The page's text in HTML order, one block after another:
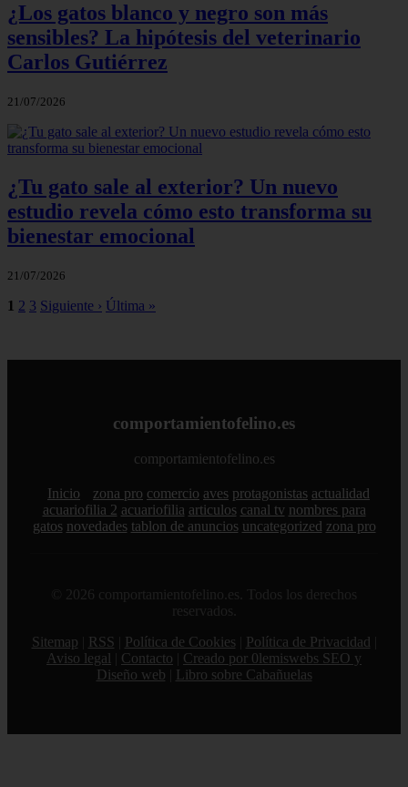
¿Los gatos blanco y negro son más
sensibles? La hipótesis del veterinario
Carlos Gutiérrez
21/07/2026
¿Tu gato sale al exterior? Un nuevo
estudio revela cómo esto transforma su
bienestar emocional
21/07/2026
1 2 3 Siguiente › Última »
comportamientofelino.es
comportamientofelino.es
Inicio zona pro comercio aves protagonistas actualidad
acuariofilia 2 acuariofilia articulos canal tv nombres para
gatos novedades tablon de anuncios uncategorized zona pro
© 2026 comportamientofelino.es. Todos los derechos
reservados.
Sitemap
RSS Política de Cookies Política de Privacidad
Aviso legal
Contacto
Creado por 0lemiswebs SEO y
Diseño web
Libro sobre Cabañuelas